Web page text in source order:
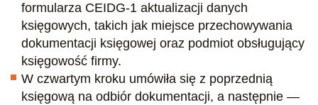
formularza CEIDG-1 aktualizacji danych
księgowych, takich jak miejsce przechowywania
dokumentacji księgowej oraz podmiot obsługujący
księgowość firmy.
W czwartym kroku umówiła się z poprzednią
księgową na odbiór dokumentacji, a następnie —